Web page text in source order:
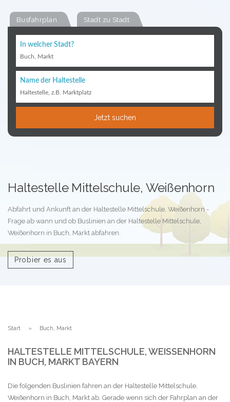
Busfahrplan Stadt zu Stadt
In welcher Stadt?
Buch, Markt
Name der Haltestelle
Haltestelle, z.B. Marktplatz
Jetzt suchen
Haltestelle Mittelschule, Weißenhorn
Abfahrt und Ankunft an der Haltestelle Mittelschule, Weißenhorn -
Frage ab wann und ob Buslinien an der Haltestelle Mittelschule,
Weißenhorn in Buch, Markt abfahren.
Probier es aus
Start Buch, Markt
HALTESTELLE MITTELSCHULE, WEISSENHORN I
N BUCH, MARKT BAYERN
Die folgenden Buslinien fahren an der Haltestelle Mittelschule,
Weißenhorn in Buch, Markt ab. Gerade wenn sich der Fahrplan an der